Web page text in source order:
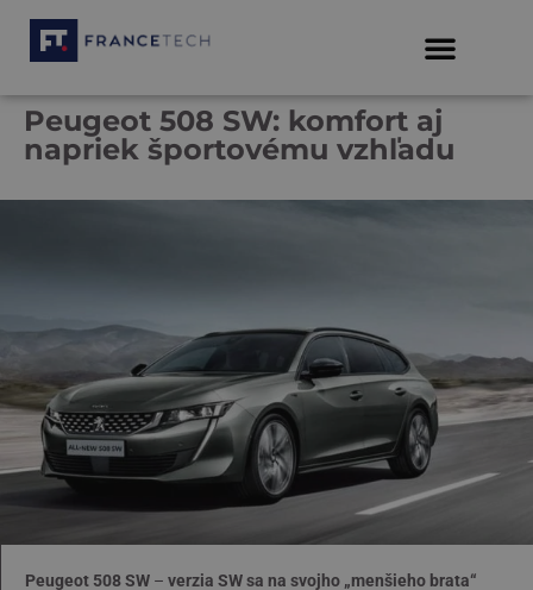
Peugeot 508 SW: komfort aj
napriek športovému vzhľadu
Peugeot 508 SW – verzia SW sa na svojho „menšieho brata“